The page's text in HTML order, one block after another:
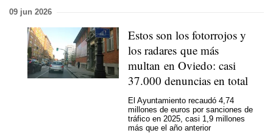
09 jun 2026
Estos son los fotorrojos y
los radares que más
multan en Oviedo: casi
37.000 denuncias en total
El Ayuntamiento recaudó 4,74
millones de euros por sanciones de
tráfico en 2025, casi 1,9 millones
más que el año anterior